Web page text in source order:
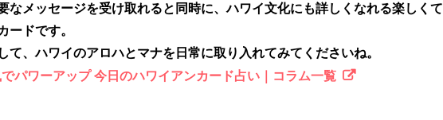
なメッセージを受け取れると同時に、ハワイ文化にも詳しくなれる楽しくて
ードです。
て、ハワイのアロハとマナを日常に取り入れてみてくださいね。
パワーアップ 今日のハワイアンカード占い｜コラム一覧